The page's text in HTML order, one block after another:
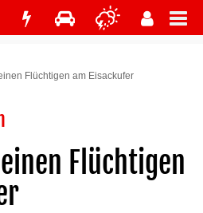
Flüchtigen am Eisackufer
Flüchtigen